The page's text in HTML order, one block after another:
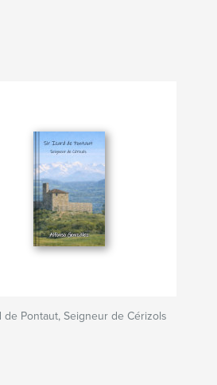
de Pontaut, Seigneur de Cérizols